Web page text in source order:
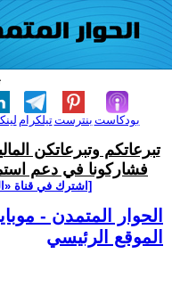
تيلكرامبنترست بودكاست
تبرعاتكم وتبرعاتكن
فشاركونا في دعم
[اشترك في قناة
الحوار المتمدن -
الموقع الرئيسي